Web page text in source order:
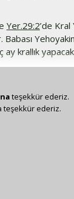
Yer.29:2’de Kral
ay krallık
olan
Sidkiya,
). Sidkiya’dan
teşekkür ederiz.
teşekkür ederiz.